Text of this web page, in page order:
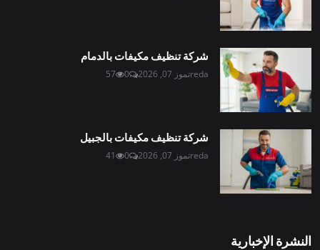
شركة تنظيف مكيفات بالدمام
redaتموز 07, 2026 0
57
شركة تنظيف مكيفات بالجبيل
redaتموز 07, 2026 0
41
النشرة الإخبارية